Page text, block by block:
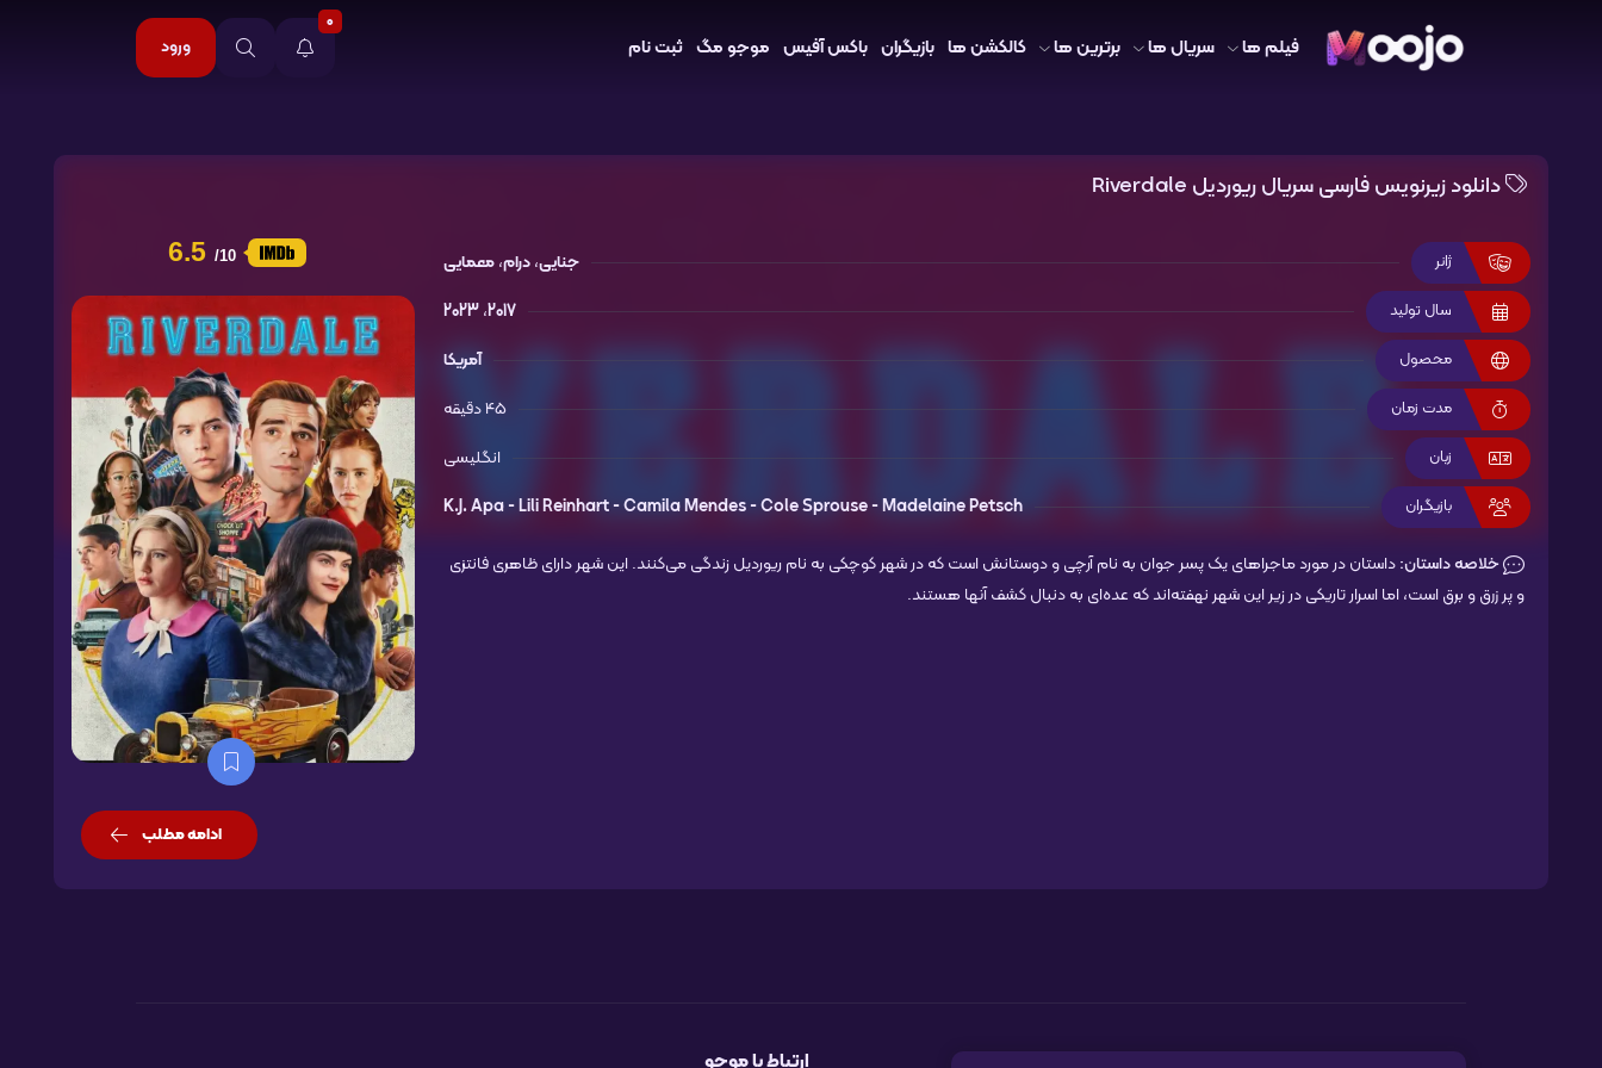
فیلم ها سریال ها برترین ها کالکشن ها بازیگران باکس آفیس موجو مگ ثبت نام
0
ورود
دانلود زیرنویس فارسی سریال ریوردیل Riverdale
ژانر جنایی،درام،معمایی
سال تولید 2017،2023
محصول آمریکا
مدت زمان 45 دقیقه
زبان انگلیسی
بازیگران K.J. Apa -Lili Reinhart -Camila Mendes -Cole Sprouse -Madelaine Petsch
خلاصه داستان:داستان در مورد ماجراهای یک پسر جوان به نام آرچی و دوستانش است که در شهر کوچکی به نام ریوردیل زندگی می‌کنند. این شهر دارای ظاهری فانتزی
و پر زرق و برق است، اما اسرار تاریکی در زیر این شهر نهفته‌اند که عده‌ای به دنبال کشف آنها هستند.
6.5 /10
ادامه مطلب
ارتباط با موجو